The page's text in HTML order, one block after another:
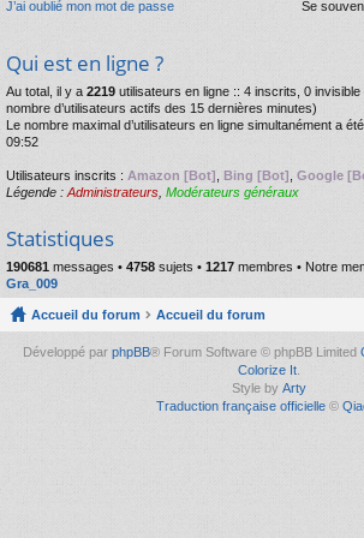
J’ai oublié mon mot de passe Se
Qui est en ligne ?
Au total, il y a 2219 utilisateurs en ligne :: 4 inscrits, 0
nombre d’utilisateurs actifs des 15 dernières minutes)
Le nombre maximal d’utilisateurs en ligne simultanément a
09:52
Utilisateurs inscrits : Amazon [Bot] Bing [Bot] Google
Légende : Administrateurs Modérateurs généraux
Statistiques
190681 messages • 4758 sujets • 1217 membres • Notre
Gra_009
Accueil du forum Accueil du forum
Développé par phpBB® Forum Software © phpBB Limited
Colorize It.
Style by Arty
Traduction française officielle ©